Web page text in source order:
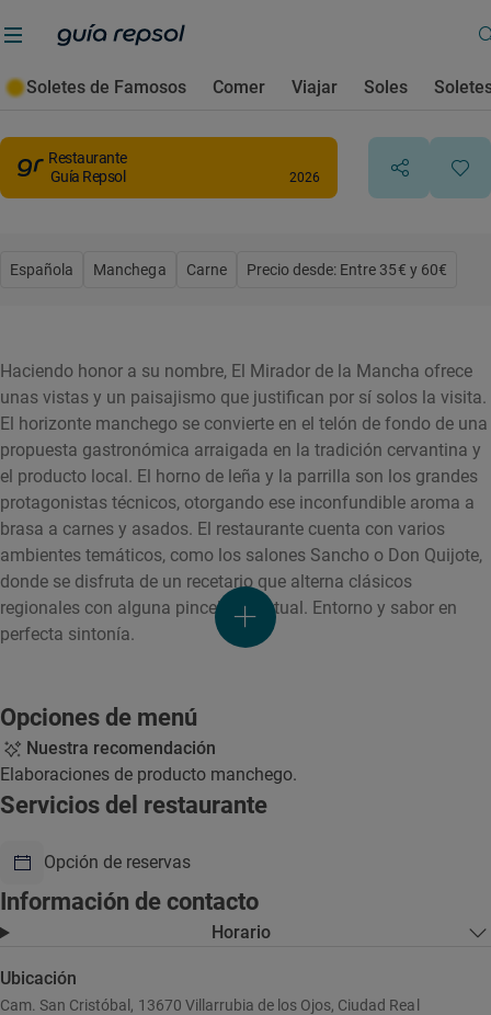
Soletes de Famosos Comer Viajar Soles
Villarrubia de los Ojos
Restaurante
Guía Repsol
2026
Española Manchega Carne Precio desde: Entre 35€ y 60€
Haciendo honor a su nombre, El Mirador de la Mancha ofrece
unas vistas y un paisajismo que justifican por sí solos la visita.
El horizonte manchego se convierte en el telón de fondo de una
propuesta gastronómica arraigada en la tradición cervantina y
el producto local. El horno de leña y la parrilla son los grandes
protagonistas técnicos, otorgando ese inconfundible aroma a
brasa a carnes y asados. El restaurante cuenta con varios
ambientes temáticos, como los salones Sancho o Don Quijote,
donde se disfruta de un recetario que alterna clásicos
regionales con alguna pincelada actual. Entorno y sabor en
perfecta sintonía.
Opciones de menú
Nuestra recomendación
Elaboraciones de producto manchego.
Servicios del restaurante
Opción de reservas
Información de contacto
Horario
Ubicación
Cam. San Cristóbal, 13670 Villarrubia de los Ojos, Ciudad Real